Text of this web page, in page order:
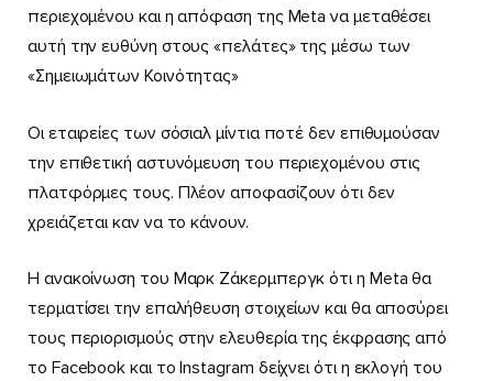
περιεχομένου και η απόφαση της Meta να μεταθέσει
αυτή την ευθύνη στους «πελάτες» της μέσω των
«Σημειωμάτων Κοινότητας»
Οι εταιρείες των σόσιαλ μίντια ποτέ δεν επιθυμούσαν
την επιθετική αστυνόμευση του περιεχομένου στις
πλατφόρμες τους. Πλέον αποφασίζουν ότι δεν
χρειάζεται καν να το κάνουν.
Η ανακοίνωση του Μαρκ Ζάκερμπεργκ ότι η Meta θα
τερματίσει την επαλήθευση στοιχείων και θα αποσύρει
τους περιορισμούς στην ελευθερία της έκφρασης από
το Facebook και το Instagram δείχνει ότι η εκλογή του